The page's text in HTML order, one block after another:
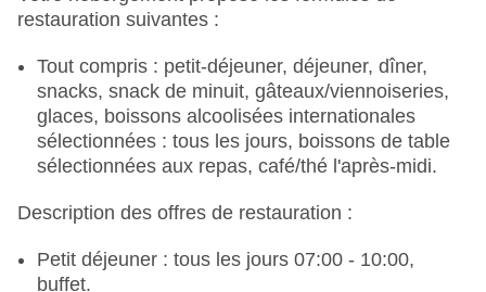
temps, sans frais, avec All Inclusive inclus,
inclus, chaises longues : sans frais, avec All
Inclusive inclus, parasols : sans frais, avec All
Inclusive inclus
Piscine "Indoorpool" : selon la saison ; selon la
météo, sans frais, en formule tout compris,
selon la saison ; selon la météo, dans le spa,
compris, chaises longues : sans frais, en formule
restauration suivantes :
Tout compris : petit-déjeuner, déjeuner, dîner,
snacks, snack de minuit, gâteaux/viennoiseries,
glaces, boissons alcoolisées internationales
sélectionnées : tous les jours, boissons de table
sélectionnées aux repas, café/thé l'après-midi.
Description des offres de restauration :
Petit déjeuner : tous les jours 07:00 - 10:00,
buffet.